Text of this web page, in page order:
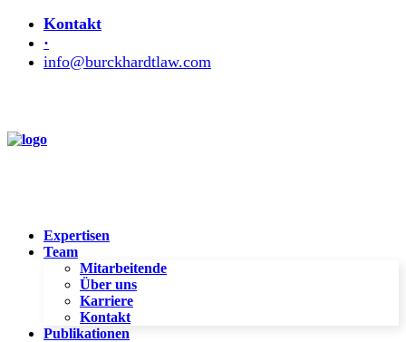
Kontakt
·
info@burckhardtlaw.com
Expertisen
Team
Mitarbeitende
Über uns
Karriere
Kontakt
Publikationen